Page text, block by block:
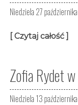
Niedziela 27
[ Czytaj całość ]
Zofia Rydet
Niedziela 13